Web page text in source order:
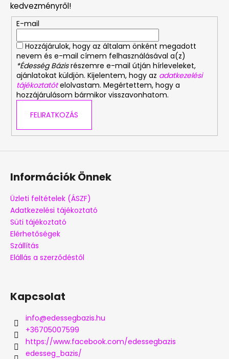
kedvezményről!
E-mail
Hozzájárulok, hogy az általam önként megadott
nevem és e-mail címem felhasználásával a(z)
*Édesség Bázisrészemre e-mail útján hírleveleket,
ajánlatokat küldjön. Kijelentem, hogy az adatkezelési
tájékoztatót elolvastam. Megértettem, hogy a
hozzájárulásom bármikor visszavonhatom.
FELIRATKOZÁS
Információk Önnek
Üzleti feltételek (ÁSZF)
Adatkezelési tájékoztató
Süti tájékoztató
Elérhetőségek
Szállítás
Elállás a szerződéstől
Kapcsolat
info@edessegbazis.hu
+36705007599
https://www.facebook.com/edessegbazis
edesseg_bazis/